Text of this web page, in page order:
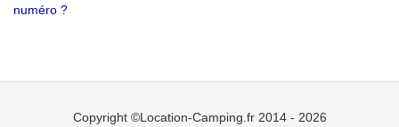
numéro ?
Copyright ©Location-Camping.fr 2014 - 2026